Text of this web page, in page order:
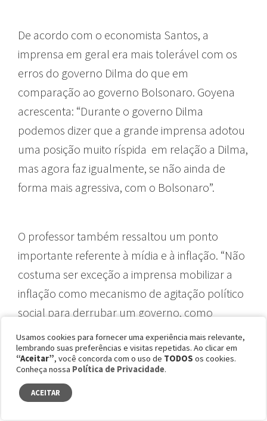
De acordo com o economista Santos, a
imprensa em geral era mais tolerável com os
erros do governo Dilma do que em
comparação ao governo Bolsonaro. Goyena
acrescenta: “Durante o governo Dilma
podemos dizer que a grande imprensa adotou
uma posição muito ríspida em relação a Dilma,
mas agora faz igualmente, se não ainda de
forma mais agressiva, com o Bolsonaro”.
O professor também ressaltou um ponto
importante referente à mídia e à inflação. “Não
costuma ser exceção a imprensa mobilizar a
inflação como mecanismo de agitação político
social para derrubar um governo, como
aconteceu com a Dilma em 2016. A grande
imprensa foi muito contrária à permanência da
Dilma no poder e fez relações, nem sempre
muito justas, entre o cenário econômico e a
Usamos cookies para fornecer uma experiência mais relevante,
lembrando suas preferências e visitas repetidas. Ao clicar em
“Aceitar”, você concorda com o uso de TODOS os cookies.
Conheça nossa Política de Privacidade.
ACEITAR